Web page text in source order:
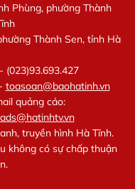
Phùng, phường Thành
Thành Sen, tỉnh Hà
(023)93.693.427
toasoan@baohatinh.vn
quảng cáo:
ads@hatinhtv.vn
truyền hình Hà Tĩnh.
không có sự chấp thuận